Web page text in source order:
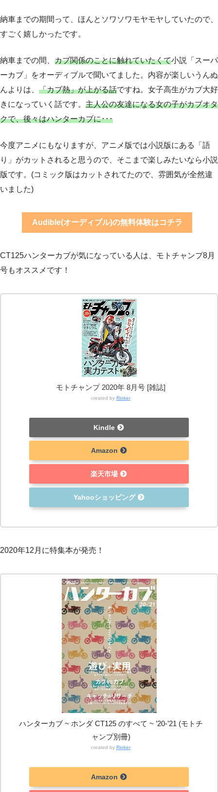
納車までの期間って、ほんとソワソワモヤモヤしていたので、
すごく嬉しかったです。
納車までの間、 カブ関係のことに触れていたくて小説「スーパ
ーカブ」をオーディブルで聞いてました。内容が楽しいうんぬ
んよりは、 「カブ熱」が上がる話ですね。女子高生がカブ大好
きになっていく話です。 主人公の友達になる女の子がカブオタ
クで、後々はハンターカブに･･･
今度アニメにもなりますが、アニメ版では小説版にある「語
り」がカットされると思うので、そこまで楽しみたいなら小説
版です。(コミック版はカットされてたので、雰囲気が全然違
いました)
Audible(オーディブル)の無料体験はコチラ
CT125ハンターカブが気になっている人は、モトチャンプ8月
号もオススメです！
モトチャンプ 2020年 8月号 [雑誌]
created by Rinker
Kindle
Amazon
楽天市場
Yahooショッピング
2020年12月に特集本が発売！
ハンターカブ ~ ホンダ CT125 のすべて ~ ’20‐’21 (モトチ
ャンプ別冊)
created by Rinker
Amazon